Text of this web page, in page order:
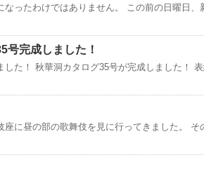
なったわけではありません。 この前の日曜日
号完成しました！
した！ 秋華洞カタログ35号が完成しました！
座に昼の部の歌舞伎を見に行ってきました。